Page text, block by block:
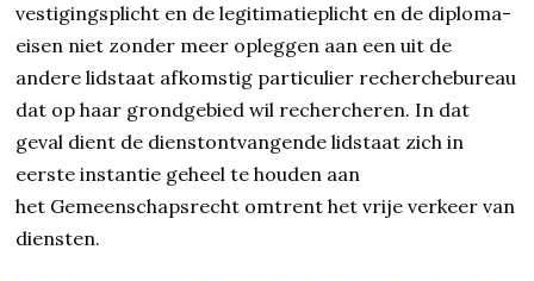
vestigingsplicht en de legitimatieplicht en de diploma-
eisen niet zonder meer opleggen aan een uit de
andere lidstaat afkomstig particulier recherchebureau
dat op haar grondgebied wil rechercheren. In dat
geval dient de dienstontvangende lidstaat zich in
eerste instantie geheel te houden aan
het Gemeenschapsrecht omtrent het vrije verkeer van
diensten.